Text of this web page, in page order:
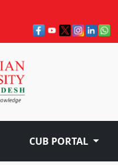
CUB PORTAL